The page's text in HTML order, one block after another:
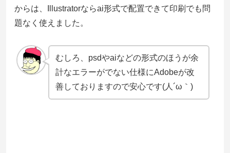
からは、Illustratorならai形式で配置できて印刷でも問
題なく使えました。
むしろ、psdやaiなどの形式のほうが余
計なエラーがでない仕様にAdobeが改
善しておりますので安心です(人´ω｀)